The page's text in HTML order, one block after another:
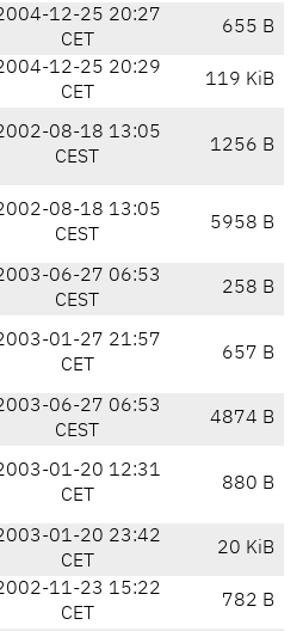
12-25 20:27
CET
655 B
12-25 20:29
CET
119 KiB
08-18 13:05
CEST
1256 B
08-18 13:05
CEST
5958 B
06-27 06:53
CEST
258 B
01-27 21:57
CET
657 B
06-27 06:53
CEST
4874 B
01-20 12:31
CET
880 B
01-20 23:42
CET
20 KiB
11-23 15:22
CET
782 B